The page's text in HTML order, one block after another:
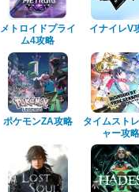
メトロイドプライ
ム4攻略
イナイレV
ポケモンZA攻略
タイムスト
ャー攻略